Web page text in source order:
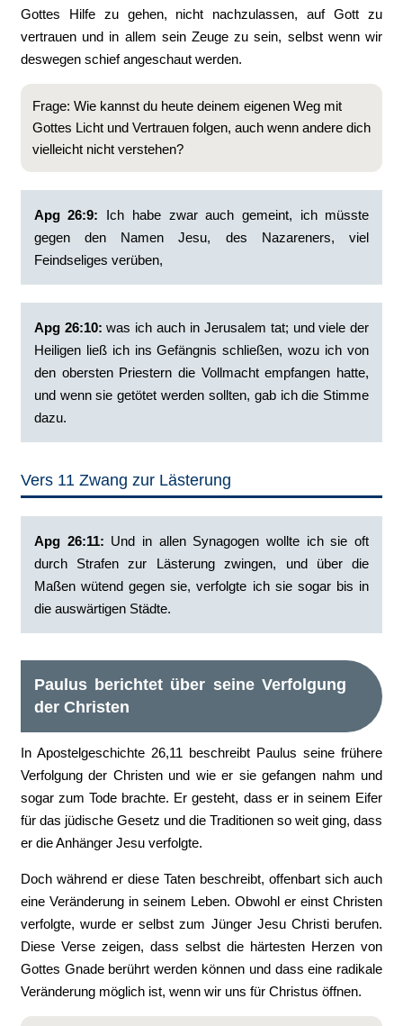
Gottes Hilfe zu gehen, nicht nachzulassen, auf Gott zu
vertrauen und in allem sein Zeuge zu sein, selbst wenn wir
deswegen schief angeschaut werden.
Frage: Wie kannst du heute deinem eigenen Weg mit
Gottes Licht und Vertrauen folgen, auch wenn andere dich
vielleicht nicht verstehen?
Apg 26:9: ‭Ich habe zwar auch gemeint, ich müsste
gegen den Namen Jesu, des Nazareners, viel
Feindseliges verüben,
Apg 26:10:‭was ich auch in Jerusalem tat; und viele der
Heiligen ließ ich ins Gefängnis schließen, wozu ich von
den obersten Priestern die Vollmacht empfangen hatte,
und wenn sie getötet werden sollten, gab ich die Stimme
dazu.
Vers 11 Zwang zur Lästerung
Apg 26:11: ‭ Und in allen Synagogen wollte ich sie oft
durch Strafen zur Lästerung zwingen, und über die
Maßen wütend gegen sie, verfolgte ich sie sogar bis in
die auswärtigen Städte.
Paulus berichtet über seine Verfolgung
der Christen
In Apostelgeschichte 26,11 beschreibt Paulus seine frühere
Verfolgung der Christen und wie er sie gefangen nahm und
sogar zum Tode brachte. Er gesteht, dass er in seinem Eifer
für das jüdische Gesetz und die Traditionen so weit ging, dass
er die Anhänger Jesu verfolgte.
Doch während er diese Taten beschreibt, offenbart sich auch
eine Veränderung in seinem Leben. Obwohl er einst Christen
verfolgte, wurde er selbst zum Jünger Jesu Christi berufen.
Diese Verse zeigen, dass selbst die härtesten Herzen von
Gottes Gnade berührt werden können und dass eine radikale
Veränderung möglich ist, wenn wir uns für Christus öffnen.